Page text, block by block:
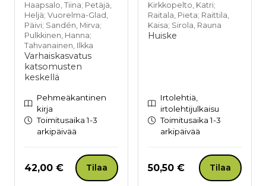
Haapsalo, Tiina; Petäjä,
Heljä; Vuorelma-Glad,
Päivi; Sandén, Mirva;
Pulkkinen, Hanna;
Tahvanainen, Ilkka
Varhaiskasvatus
katsomusten
keskellä
Pehmeäkantinen
kirja
Toimitusaika 1-3
arkipäivää
Hinta nyt
42,00 € Tilaa
Kirkkopelto, Katri;
Raitala, Pieta; Raittila,
Kaisa; Sirola, Rauna
Huiske
Irtolehtiä,
irtolehtijulkaisu
Toimitusaika 1-3
arkipäivää
Hinta nyt
50,50 € Tilaa